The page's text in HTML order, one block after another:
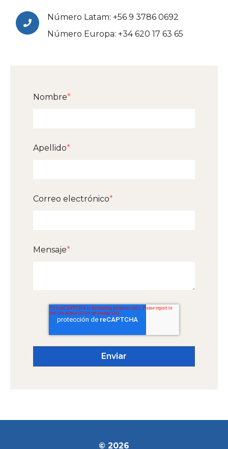
Número Latam: +56 9 3786 0692
Número Europa: +34 620 17 63 65
Nombre*
Apellido*
Correo electrónico*
Mensaje*
© 2026